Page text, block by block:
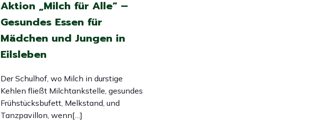
Aktion „Milch für Alle“ –
Gesundes Essen für
Mädchen und Jungen in
Eilsleben
Der Schulhof, wo Milch in durstige
Kehlen fließt Milchtankstelle, gesundes
Frühstücksbufett, Melkstand, und
Tanzpavillon, wenn[…]